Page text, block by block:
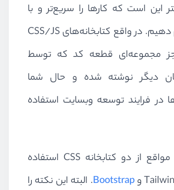
این است که کارها را سریع‌تر و با
دهیم. در واقع کتابخانه‌هایCSS/JS
مجموعه‌ای قطعه کد که توسط
دیگر نوشته شده و حال شما
در فرایند توسعه وبسایت استفاده
از دو کتابخانه CSSاستفاده
وBootstrap. البته این نکته را